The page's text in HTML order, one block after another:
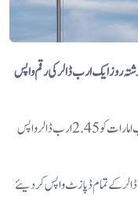
روز ایک ارب ڈالر کی رقم واپس
پاکستان کے مرکزی بینک کا بتانا ہے کہ گزشتہ ہفتے متحدہ عرب امارات کو 2.45 ارب ڈالر واپس
مطابق متحدہ عرب امارات کو 3.45ارب ڈالر کے تمام ڈپازٹ واپس کردیئے